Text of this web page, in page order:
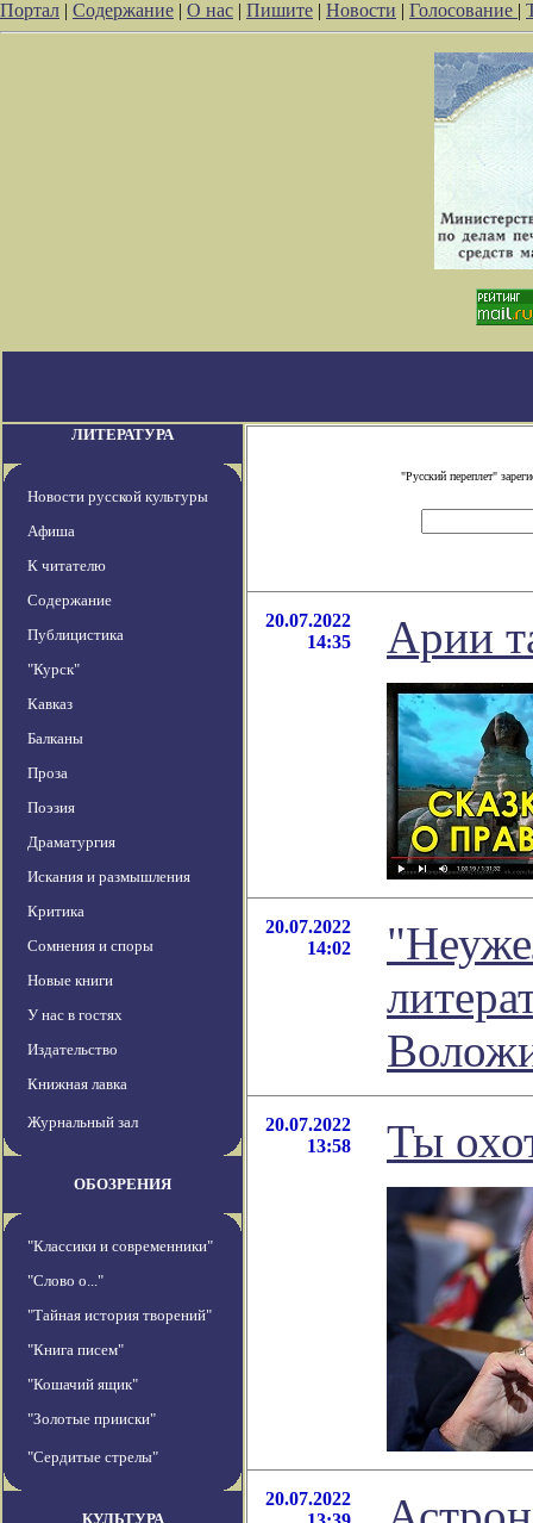
Портал | Содержание | О нас | Пишите | Новости | Голосование |
ЛИТЕРАТУРА
Новости русской культуры
Афиша
К читателю
Содержание
Публицистика
"Курск"
Кавказ
Балканы
Проза
Поэзия
Драматургия
Искания и размышления
Критика
Сомнения и споры
Новые книги
У нас в гостях
Издательство
Книжная лавка
Журнальный зал
ОБОЗРЕНИЯ
"Классики и современники"
"Слово о..."
"Тайная история творений"
"Книга писем"
"Кошачий ящик"
"Золотые прииски"
"Сердитые стрелы"
КУЛЬТУРА
"Русский переплет"
20.07.2022
14:35
Арии
20.07.2022
14:02
20.07.2022
13:58
Ты
20.07.2022